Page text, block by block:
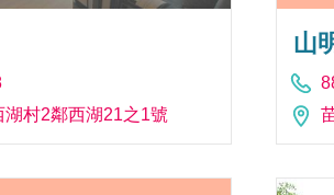
村2鄰西湖21之1號
山